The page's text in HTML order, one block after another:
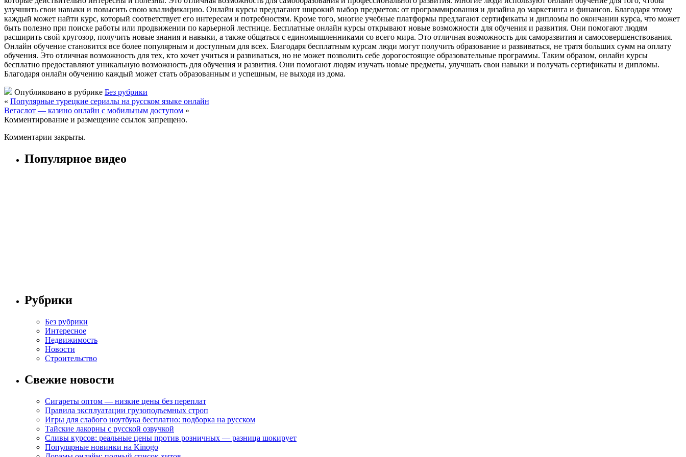
улучшить свои навыки и повысить свою квалификацию. Онлайн курсы предлагают широкий выбор предметов: от программирования и дизайна до маркетинга и финансов. Благодаря этому
каждый может найти курс, который соответствует его интересам и потребностям. Кроме того, многие учебные платформы предлагают сертификаты и дипломы по окончании курса, что может
быть полезно при поиске работы или продвижении по карьерной лестнице. Бесплатные онлайн курсы открывают новые возможности для обучения и развития. Они помогают людям
расширить свой кругозор, получить новые знания и навыки, а также общаться с единомышленниками со всего мира. Это отличная возможность для саморазвития и самосовершенствования.
Онлайн обучение становится все более популярным и доступным для всех. Благодаря бесплатным курсам люди могут получить образование и развиваться, не тратя больших сумм на оплату
обучения. Это отличная возможность для тех, кто хочет учиться и развиваться, но не может позволить себе дорогостоящие образовательные программы. Таким образом, онлайн курсы
бесплатно предоставляют уникальную возможность для обучения и развития. Они помогают людям изучать новые предметы, улучшать свои навыки и получать сертификаты и дипломы.
Благодаря онлайн обучению каждый может стать образованным и успешным, не выходя из дома.
Опубликовано в рубрике Без рубрики
« Популярные турецкие сериалы на русском языке онлайн
Вегаслот — казино онлайн с мобильным доступом »
Комментирование и размещение ссылок запрещено.
Комментарии закрыты.
Популярное видео
Рубрики
Без рубрики
Интересное
Недвижимость
Новости
Строительство
Свежие новости
Сигареты оптом — низкие цены без переплат
Правила эксплуатации грузоподъемных строп
Игры для слабого ноутбука бесплатно: подборка на русском
Тайские лакорны с русской озвучкой
Сливы курсов: реальные цены против розничных — разница шокирует
Популярные новинки на Kinogo